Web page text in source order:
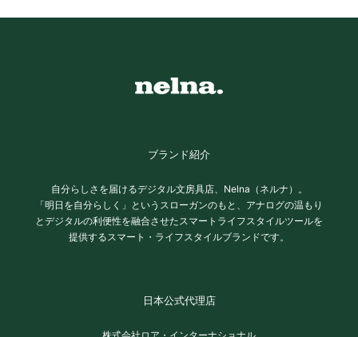
ブランド紹介
自分らしさを届けるデジタル文房具店、Nelna（ネルナ）。
「明日を自分らしく」というスローガンのもと、アナログの温もり
とデジタルの利便性を融合させたスマートライフスタイルツールを
提供するスマート・ライフスタイルブランドです。
日本公式代理店